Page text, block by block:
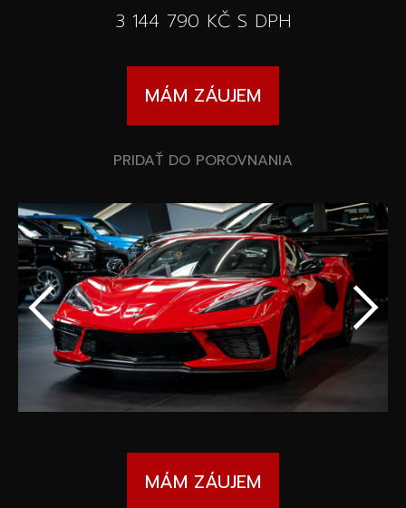
Autooutlet Design
Jazdené vozidlá
PRÍSLUŠENSTVO
Wheel Pros
Špeciálne akcie
Archív noviniek
3 144 790 KČ S DPH
MÁM ZÁUJEM
PRIDAŤ DO POROVNANIA
MÁM ZÁUJEM